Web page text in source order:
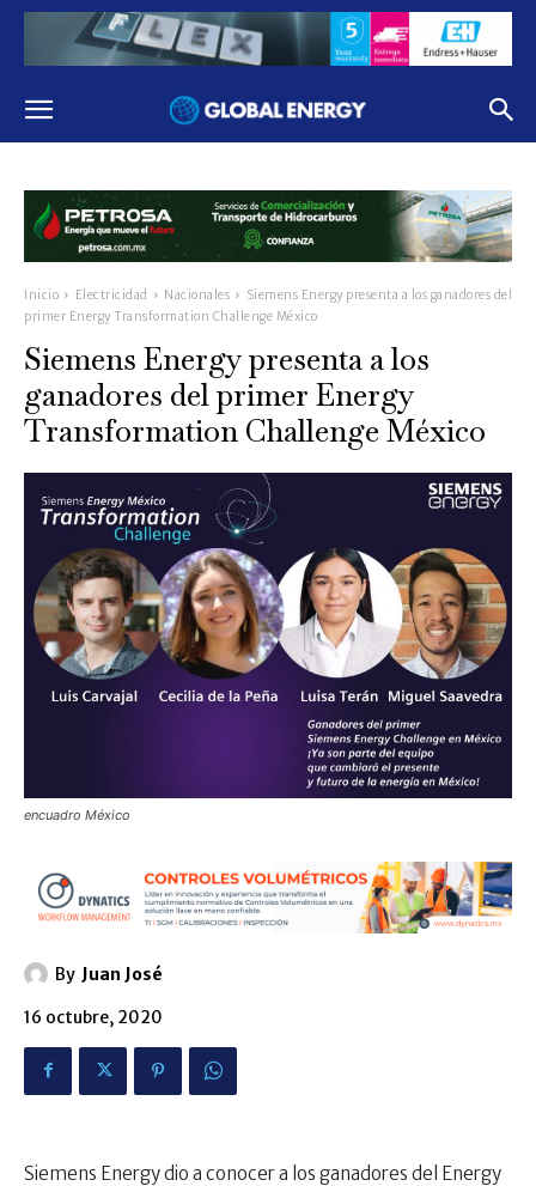
Inicio Electricidad Nacionales
Siemens Energy presenta a los ganadores del
primer Energy Transformation Challenge México
Siemens Energy presenta a los
ganadores del primer Energy
Transformation Challenge México
encuadro México
By Juan José
16 octubre, 2020
Siemens Energy dio a conocer a los ganadores del Energy